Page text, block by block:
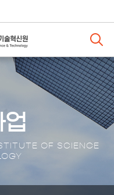
업
OF SCIENCE